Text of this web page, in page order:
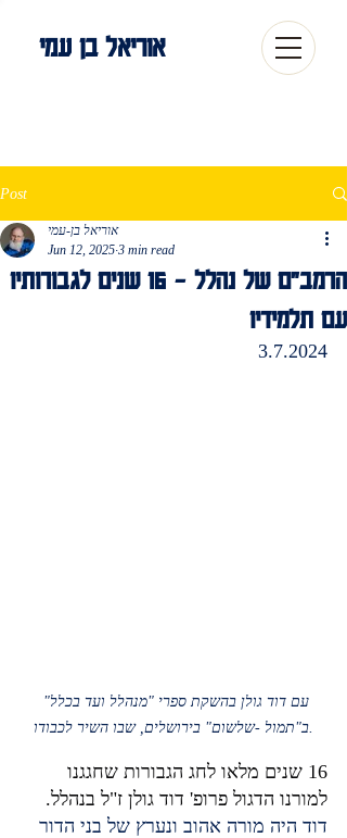
אוריאל בן עמי
Post
הרמב"ם של נהלל - 16 שנים לגבורותיו
עם תלמידיו
אוריאל בן-עמי
Jun 12, 2025 3 min read
3.7.2024
עם דוד גולן בהשקת ספרי "מנהלל ועד בכלל"
16 שנים מלאו לחג הגבורות שחגגנו
למורנו הדגול פרופ' דוד גולן ז"ל בנהלל.
דוד היה מורה אהוב ונערץ של בני הדור